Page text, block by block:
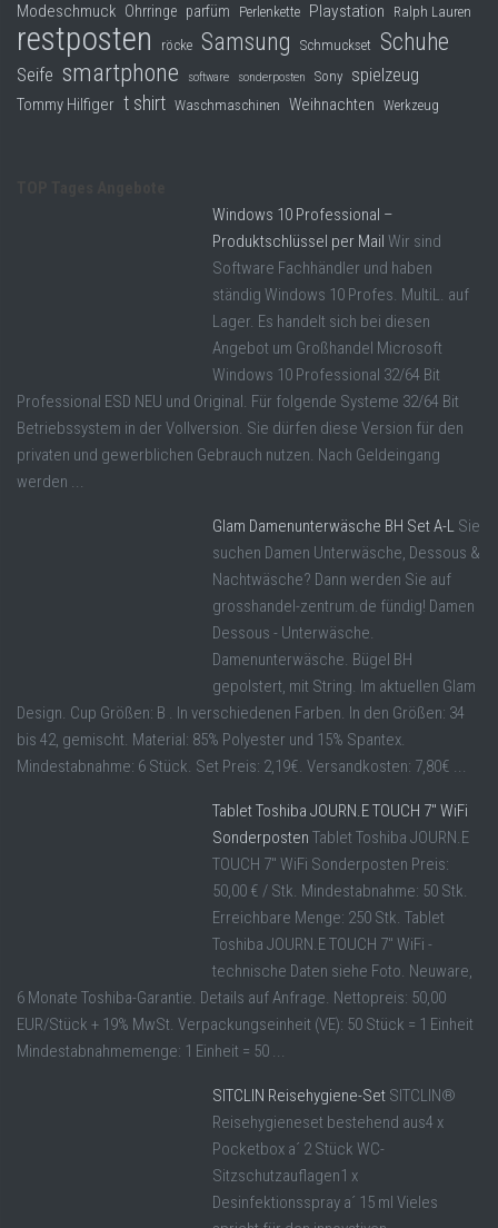
Modeschmuck Ohrringe parfüm Perlenkette Playstation Ralph Lauren
restposten röcke Samsung Schmuckset Schuhe
Seife smartphone software sonderposten Sony spielzeug
Tommy Hilfiger t shirt Waschmaschinen Weihnachten Werkzeug
Windows 10 Professional –
Produktschlüssel per Mail Wir sind
Software Fachhändler und haben
ständig Windows 10 Profes. MultiL. auf
Lager. Es handelt sich bei diesen
Angebot um Großhandel Microsoft
Windows 10 Professional 32/64 Bit
Professional ESD NEU und Original. Für folgende Systeme 32/64 Bit
Betriebssystem in der Vollversion. Sie dürfen diese Version für den
privaten und gewerblichen Gebrauch nutzen. Nach Geldeingang
werden ...
Glam Damenunterwäsche BH Set A-L Sie
suchen Damen Unterwäsche, Dessous &
Nachtwäsche? Dann werden Sie auf
grosshandel-zentrum.de fündig! Damen
Dessous - Unterwäsche.
Damenunterwäsche. Bügel BH
gepolstert, mit String. Im aktuellen Glam
Design. Cup Größen: B . In verschiedenen Farben. In den Größen: 34
bis 42, gemischt. Material: 85% Polyester und 15% Spantex.
Mindestabnahme: 6 Stück. Set Preis: 2,19€. Versandkosten: 7,80€ ...
Tablet Toshiba JOURN.E TOUCH 7″ WiFi
Sonderposten Tablet Toshiba JOURN.E
TOUCH 7" WiFi Sonderposten Preis:
50,00 € / Stk. Mindestabnahme: 50 Stk.
Erreichbare Menge: 250 Stk. Tablet
Toshiba JOURN.E TOUCH 7" WiFi -
technische Daten siehe Foto. Neuware,
6 Monate Toshiba-Garantie. Details auf Anfrage. Nettopreis: 50,00
EUR/Stück + 19% MwSt. Verpackungseinheit (VE): 50 Stück = 1 Einheit
Mindestabnahmemenge: 1 Einheit = 50 ...
SITCLIN Reisehygiene-Set SITCLIN®
Reisehygieneset bestehend aus4 x
Pocketbox a´ 2 Stück WC-
Sitzschutzauflagen1 x
Desinfektionsspray a´ 15 ml Vieles